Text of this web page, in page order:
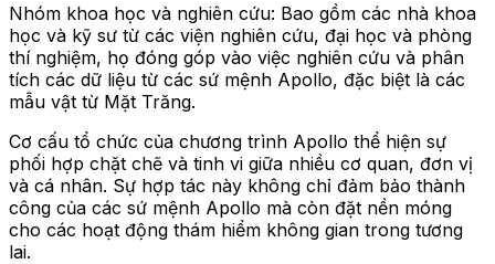
Nhóm khoa học và nghiên cứu: Bao gồm các nhà khoa
học và kỹ sư từ các viện nghiên cứu, đại học và phòng
thí nghiệm, họ đóng góp vào việc nghiên cứu và phân
tích các dữ liệu từ các sứ mệnh Apollo, đặc biệt là các
mẫu vật từ Mặt Trăng.
Cơ cấu tổ chức của chương trình Apollo thể hiện sự
phối hợp chặt chẽ và tinh vi giữa nhiều cơ quan, đơn vị
và cá nhân. Sự hợp tác này không chỉ đảm bảo thành
công của các sứ mệnh Apollo mà còn đặt nền móng
cho các hoạt động thám hiểm không gian trong tương
lai.